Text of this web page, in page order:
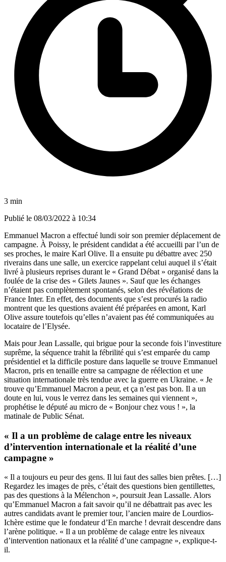
3 min
Publié le 08/03/2022 à 10:34
Emmanuel Macron a effectué lundi soir son premier déplacement de
campagne. À Poissy, le président candidat a été accueilli par l’un de
ses proches, le maire Karl Olive. Il a ensuite pu débattre avec 250
riverains dans une salle, un exercice rappelant celui auquel il s’était
livré à plusieurs reprises durant le « Grand Débat » organisé dans la
foulée de la crise des « Gilets Jaunes ». Sauf que les échanges
n’étaient pas complètement spontanés, selon des révélations de
France Inter. En effet, des documents que s’est procurés la radio
montrent que les questions avaient été préparées en amont, Karl
Olive assure toutefois qu’elles n’avaient pas été communiquées au
locataire de l’Elysée.
Mais pour Jean Lassalle, qui brigue pour la seconde fois l’investiture
suprême, la séquence trahit la fébrilité qui s’est emparée du camp
présidentiel et la difficile posture dans laquelle se trouve Emmanuel
Macron, pris en tenaille entre sa campagne de réélection et une
situation internationale très tendue avec la guerre en Ukraine. « Je
trouve qu’Emmanuel Macron a peur, et ça n’est pas bon. Il a un
doute en lui, vous le verrez dans les semaines qui viennent »,
prophétise le député au micro de « Bonjour chez vous ! », la
matinale de Public Sénat.
« Il a un problème de calage entre les niveaux
d’intervention internationale et la réalité d’une
campagne »
« Il a toujours eu peur des gens. Il lui faut des salles bien prêtes. […]
Regardez les images de près, c’était des questions bien gentillettes,
pas des questions à la Mélenchon », poursuit Jean Lassalle. Alors
qu’Emmanuel Macron a fait savoir qu’il ne débattrait pas avec les
autres candidats avant le premier tour, l’ancien maire de Lourdios-
Ichère estime que le fondateur d’En marche ! devrait descendre dans
l’arène politique. « Il a un problème de calage entre les niveaux
d’intervention nationaux et la réalité d’une campagne », explique-t-
il.